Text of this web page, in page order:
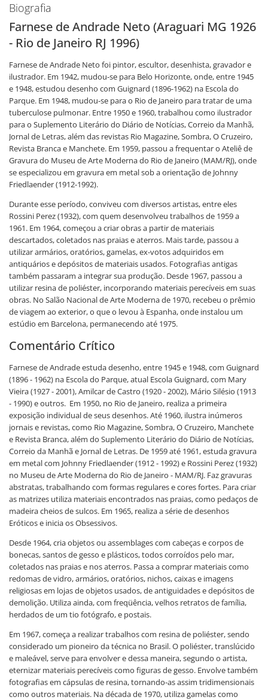
Biografia
Farnese de Andrade Neto (Araguari MG 1926
- Rio de Janeiro RJ 1996)
Farnese de Andrade Neto foi pintor, escultor, desenhista, gravador e
ilustrador. Em 1942, mudou-se para Belo Horizonte, onde, entre 1945
e 1948, estudou desenho com Guignard (1896-1962) na Escola do
Parque. Em 1948, mudou-se para o Rio de Janeiro para tratar de uma
tuberculose pulmonar. Entre 1950 e 1960, trabalhou como ilustrador
para o Suplemento Literário do Diário de Notícias, Correio da Manhã,
Jornal de Letras, além das revistas Rio Magazine, Sombra, O Cruzeiro,
Revista Branca e Manchete. Em 1959, passou a frequentar o Ateliê de
Gravura do Museu de Arte Moderna do Rio de Janeiro (MAM/RJ), onde
se especializou em gravura em metal sob a orientação de Johnny
Friedlaender (1912-1992).
Durante esse período, conviveu com diversos artistas, entre eles
Rossini Perez (1932), com quem desenvolveu trabalhos de 1959 a
1961. Em 1964, começou a criar obras a partir de materiais
descartados, coletados nas praias e aterros. Mais tarde, passou a
utilizar armários, oratórios, gamelas, ex-votos adquiridos em
antiquários e depósitos de materiais usados. Fotografias antigas
também passaram a integrar sua produção. Desde 1967, passou a
utilizar resina de poliéster, incorporando materiais perecíveis em suas
obras. No Salão Nacional de Arte Moderna de 1970, recebeu o prêmio
de viagem ao exterior, o que o levou à Espanha, onde instalou um
estúdio em Barcelona, permanecendo até 1975.
Comentário Crítico
Farnese de Andrade estuda desenho, entre 1945 e 1948, com Guignard
(1896 - 1962) na Escola do Parque, atual Escola Guignard, com Mary
Vieira (1927 - 2001), Amilcar de Castro (1920 - 2002), Mário Silésio (1913
- 1990) e outros. Em 1950, no Rio de Janeiro, realiza a primeira
exposição individual de seus desenhos. Até 1960, ilustra inúmeros
jornais e revistas, como Rio Magazine, Sombra, O Cruzeiro, Manchete
e Revista Branca, além do Suplemento Literário do Diário de Notícias,
Correio da Manhã e Jornal de Letras. De 1959 até 1961, estuda gravura
em metal com Johnny Friedlaender (1912 - 1992) e Rossini Perez (1932)
no Museu de Arte Moderna do Rio de Janeiro - MAM/RJ. Faz gravuras
abstratas, trabalhando com formas regulares e cores fortes. Para criar
as matrizes utiliza materiais encontrados nas praias, como pedaços de
madeira cheios de sulcos. Em 1965, realiza a série de desenhos
Eróticos e inicia os Obsessivos.
Desde 1964, cria objetos ou assemblages com cabeças e corpos de
bonecas, santos de gesso e plásticos, todos corroídos pelo mar,
coletados nas praias e nos aterros. Passa a comprar materiais como
redomas de vidro, armários, oratórios, nichos, caixas e imagens
religiosas em lojas de objetos usados, de antiguidades e depósitos de
demolição. Utiliza ainda, com freqüência, velhos retratos de família,
herdados de um tio fotógrafo, e postais.
Em 1967, começa a realizar trabalhos com resina de poliéster, sendo
considerado um pioneiro da técnica no Brasil. O poliéster, translúcido
e maleável, serve para envolver e dessa maneira, segundo o artista,
eternizar materiais perecíveis como figuras de gesso. Envolve também
fotografias em cápsulas de resina, tornando-as assim tridimensionais
como outros materiais. Na década de 1970, utiliza gamelas como